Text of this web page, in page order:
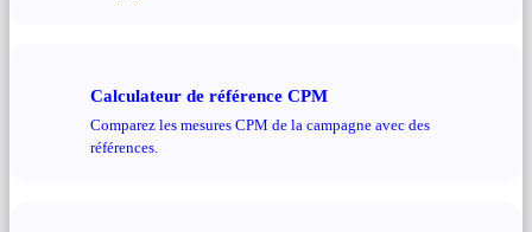
Calculateur de référence CPM
Comparez les mesures CPM de la campagne avec des
références.